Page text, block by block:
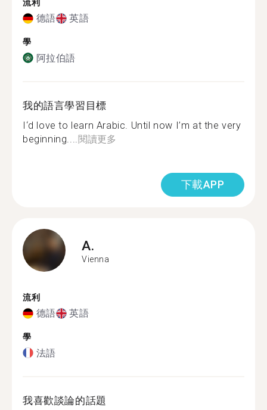
流利
德語 英語
學
阿拉伯語
我的語言學習目標
I‘d love to learn Arabic. Until now I’m at the very
beginning.... 閱讀更多
下載APP
A.
Vienna
流利
德語 英語
學
法語
我喜歡談論的話題